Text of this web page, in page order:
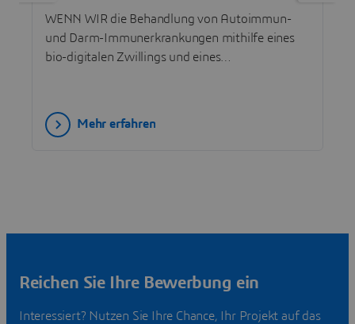
WENN WIR die Behandlung von Autoimmun-
und Darm-Immunerkrankungen mithilfe eines
bio-digitalen Zwillings und eines
Gesundheit von Frauen weltweit verbessern?
Mehr erfahren
Reichen Sie Ihre Bewerbung ein
Interessiert? Nutzen Sie Ihre Chance, Ihr Projekt auf das